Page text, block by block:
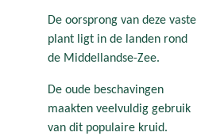
De oorsprong van deze vaste
plant ligt in de landen rond
de Middellandse-Zee.
De oude beschavingen
maakten veelvuldig gebruik
van dit populaire kruid.